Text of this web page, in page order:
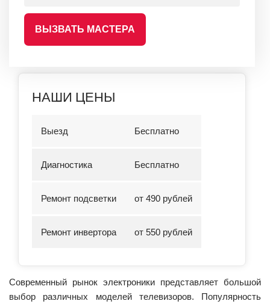
ВЫЗВАТЬ МАСТЕРА
НАШИ ЦЕНЫ
Выезд Бесплатно
Диагностика Бесплатно
Ремонт подсветки от 490 рублей
Ремонт инвертора от 550 рублей
Современный рынок электроники представляет большой
выбор различных моделей телевизоров. Популярность